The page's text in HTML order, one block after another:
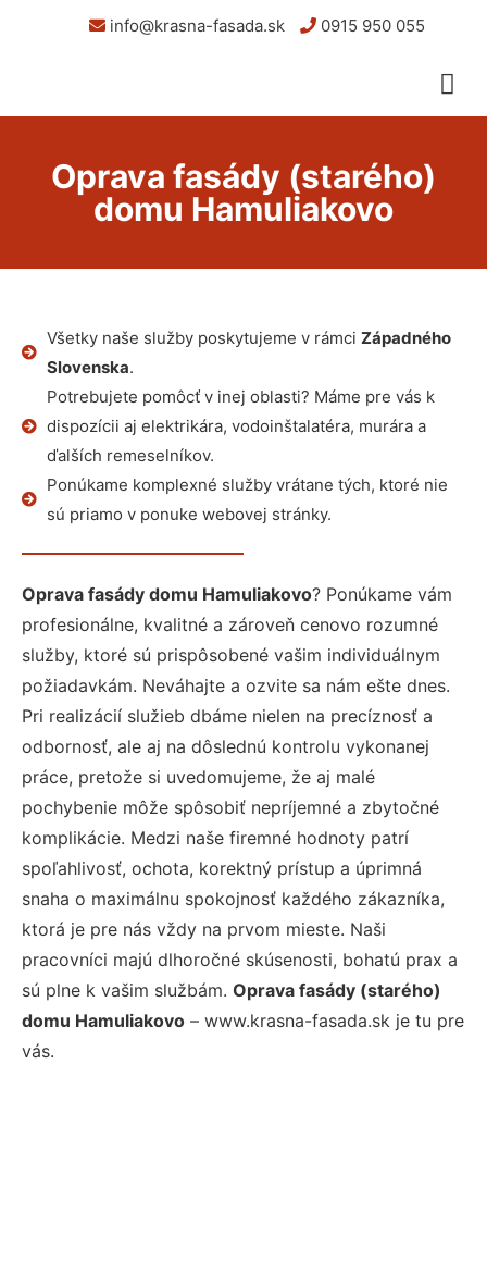
info@krasna-fasada.sk 0915 950 055
Oprava fasády (starého)
domu Hamuliakovo
Všetky naše služby poskytujeme v rámci Západného
Slovenska.
Potrebujete pomôcť v inej oblasti? Máme pre vás k
dispozícii aj elektrikára, vodoinštalatéra, murára a
ďalších remeselníkov.
Ponúkame komplexné služby vrátane tých, ktoré nie
sú priamo v ponuke webovej stránky.
Oprava fasády domu Hamuliakovo? Ponúkame vám
profesionálne, kvalitné a zároveň cenovo rozumné
služby, ktoré sú prispôsobené vašim individuálnym
požiadavkám. Neváhajte a ozvite sa nám ešte dnes.
Pri realizácií služieb dbáme nielen na precíznosť a
odbornosť, ale aj na dôslednú kontrolu vykonanej
práce, pretože si uvedomujeme, že aj malé
pochybenie môže spôsobiť nepríjemné a zbytočné
komplikácie. Medzi naše firemné hodnoty patrí
spoľahlivosť, ochota, korektný prístup a úprimná
snaha o maximálnu spokojnosť každého zákazníka,
ktorá je pre nás vždy na prvom mieste. Naši
pracovníci majú dlhoročné skúsenosti, bohatú prax a
sú plne k vašim službám. Oprava fasády (starého)
domu Hamuliakovo – www.krasna-fasada.sk je tu pre
vás.